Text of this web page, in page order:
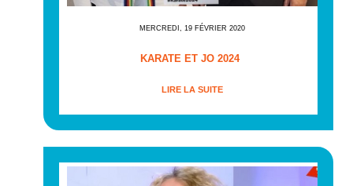
MERCREDI, 19 FÉVRIER 2020
KARATE ET JO 2024
LIRE LA SUITE